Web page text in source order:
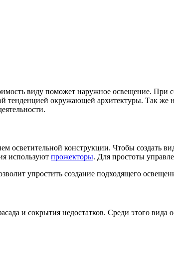
виду поможет наружное освещение. При
тенденцией окружающей архитектуры. Так
осветительной конструкции. Чтобы создать
используют прожекторы. Для простоты
упростить создание подходящего
и сокрытия недостатков. Среди этого